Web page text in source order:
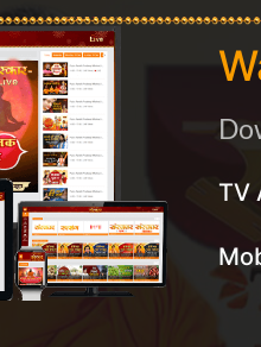
TV